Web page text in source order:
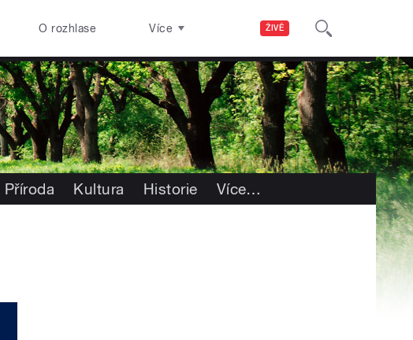
ŽIVĚ
O rozhlase Více
Příroda Kultura Historie Více…